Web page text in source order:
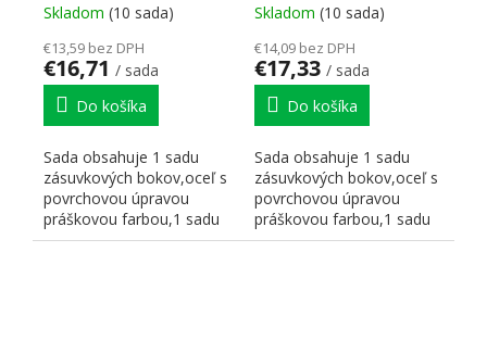
Skladom (10 sada)
€13,59 bez DPH
€16,71 / sada
Do košíka
Sada obsahuje 1 sadu
zásuvkových bokov,oceľ s
povrchovou úpravou
práškovou farbou,1 sadu
korpusových koľajničiek...
Skladom (10 sada)
€14,09 bez DPH
€17,33 / sada
Do košíka
Sada obsahuje 1 sadu
zásuvkových bokov,oceľ s
povrchovou úpravou
práškovou farbou,1 sadu
korpusových koľajničiek...